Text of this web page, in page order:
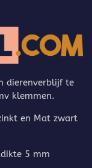
dierenverblijf te
klemmen.
en Mat zwart
5 mm